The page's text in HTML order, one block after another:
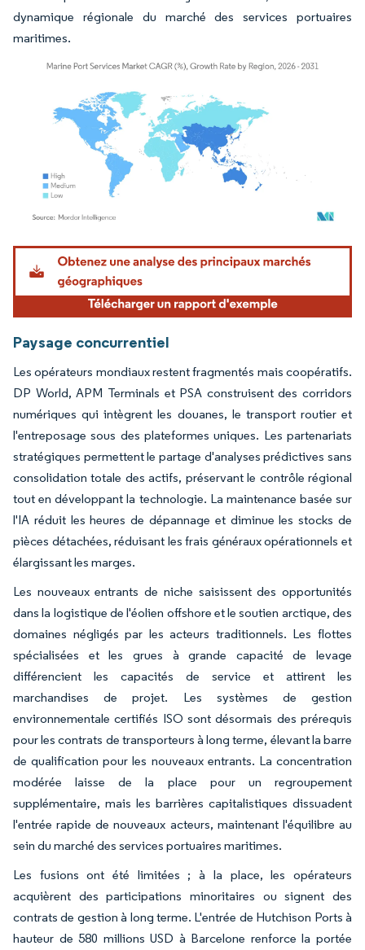
dynamique régionale du marché des services portuaires
maritimes.
Image © Mordor Intelligence. La réutilisation nécessite une attribution sous CC BY
Paysage concurrentiel
Les opérateurs mondiaux restent fragmentés mais coopératifs.
DP World, APM Terminals et PSA construisent des corridors
numériques qui intègrent les douanes, le transport routier et
l'entreposage sous des plateformes uniques. Les partenariats
stratégiques permettent le partage d'analyses prédictives sans
consolidation totale des actifs, préservant le contrôle régional
tout en développant la technologie. La maintenance basée sur
l'IA réduit les heures de dépannage et diminue les stocks de
pièces détachées, réduisant les frais généraux opérationnels et
élargissant les marges.
Les nouveaux entrants de niche saisissent des opportunités
dans la logistique de l'éolien offshore et le soutien arctique, des
domaines négligés par les acteurs traditionnels. Les flottes
spécialisées et les grues à grande capacité de levage
différencient les capacités de service et attirent les
marchandises de projet. Les systèmes de gestion
environnementale certifiés ISO sont désormais des prérequis
pour les contrats de transporteurs à long terme, élevant la barre
de qualification pour les nouveaux entrants. La concentration
modérée laisse de la place pour un regroupement
supplémentaire, mais les barrières capitalistiques dissuadent
l'entrée rapide de nouveaux acteurs, maintenant l'équilibre au
sein du marché des services portuaires maritimes.
Les fusions ont été limitées ; à la place, les opérateurs
acquièrent des participations minoritaires ou signent des
contrats de gestion à long terme. L'entrée de Hutchison Ports à
hauteur de 580 millions USD à Barcelone renforce la portée